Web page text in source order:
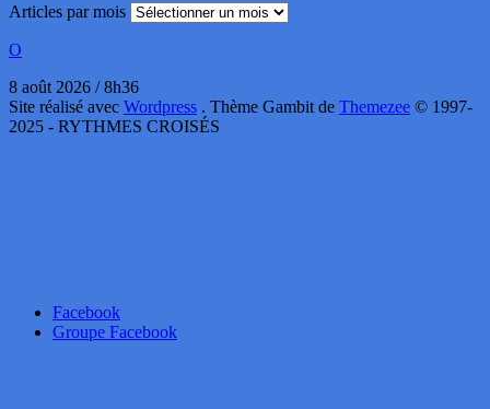
Articles par mois
O
8 août 2026 / 8h36
Site réalisé avec Wordpress . Thème Gambit de Themezee © 1997-
2025 - RYTHMES CROISÉS
Facebook
Groupe Facebook